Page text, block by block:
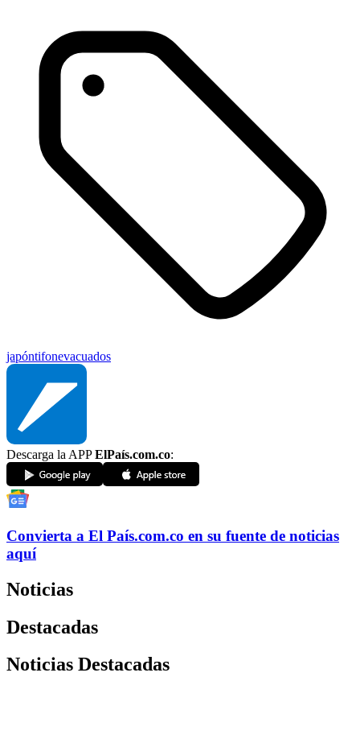
japóntifonevacuados
Descarga la APPElPaís.com.co:
Convierta a El País.com.co en su fuente de noticias
aquí
Noticias
Destacadas
Noticias Destacadas